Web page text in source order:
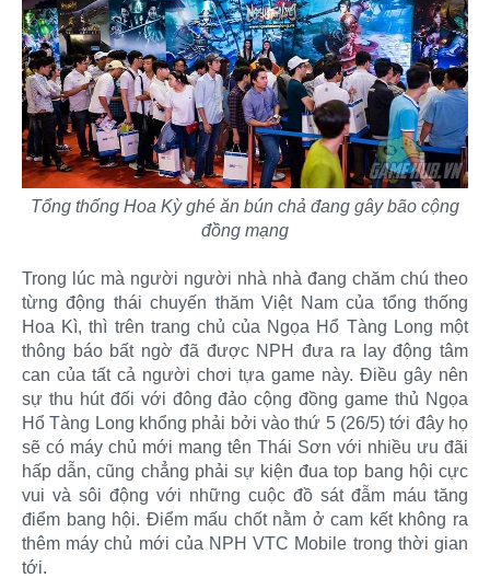
Tổng thống Hoa Kỳ ghé ăn bún chả đang gây bão cộng
đồng mạng
Trong lúc mà người người nhà nhà đang chăm chú theo
từng động thái chuyến thăm Việt Nam của tổng thống
Hoa Kì, thì trên trang chủ của Ngọa Hổ Tàng Long một
thông báo bất ngờ đã được NPH đưa ra lay động tâm
can của tất cả người chơi tựa game này. Điều gây nên
sự thu hút đối với đông đảo cộng đồng game thủ Ngọa
Hổ Tàng Long khổng phải bởi vào thứ 5 (26/5) tới đây họ
sẽ có máy chủ mới mang tên Thái Sơn với nhiều ưu đãi
hấp dẫn, cũng chẳng phải sự kiện đua top bang hội cực
vui và sôi động với những cuộc đồ sát đẫm máu tăng
điểm bang hội. Điểm mấu chốt nằm ở cam kết không ra
thêm máy chủ mới của NPH VTC Mobile trong thời gian
tới.